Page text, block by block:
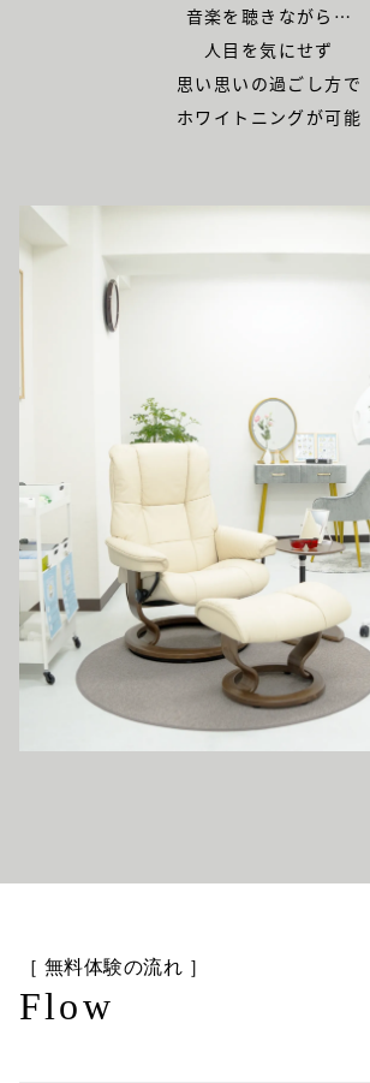
音楽を聴きながら…
人目を気にせず
思い思いの過ごし方で
ホワイトニングが可能
［ 無料体験の流れ ］
Flow